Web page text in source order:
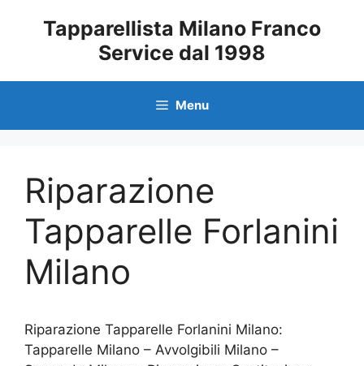
Tapparellista Milano Franco
Service dal 1998
Menu
Riparazione
Tapparelle Forlanini
Milano
Riparazione Tapparelle Forlanini Milano:
Tapparelle Milano – Avvolgibili Milano –